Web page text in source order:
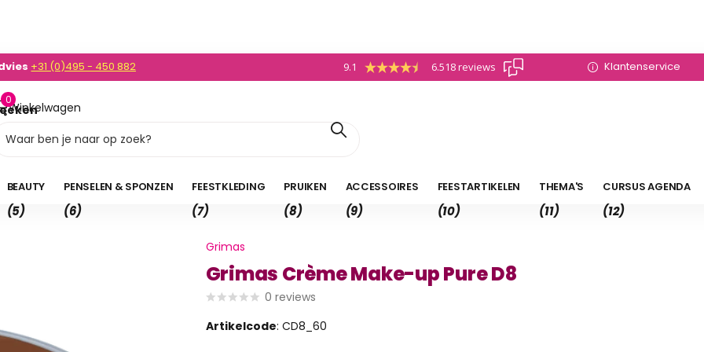
- 450 882
+31 (0)495 - 450 882 9.1 6.518 reviews Klantenservice
Winkelwagen
0
0,00
BEAUTY
(5)
PENSELEN & SPONZEN
(6)
FEESTKLEDING
(7)
PRUIKEN
(8)
ACCESSOIRES
(9)
FEESTARTIKELEN
(10)
THEMA'S
(11)
CURSUS AGENDA
(12)
Grimas
Grimas Crème Make-up Pure D8
0 reviews
Artikelcode: CD8_60